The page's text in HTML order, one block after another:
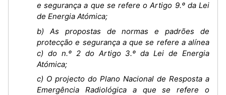
e segurança a que se refere o Artigo 9.º da Lei
de Energia Atómica;
b) As propostas de normas e padrões de
protecção e segurança a que se refere a alínea
c) do n.º 2 do Artigo 3.º da Lei de Energia
Atómica;
c) O projecto do Plano Nacional de Resposta a
Emergência Radiológica a que se refere o